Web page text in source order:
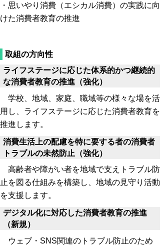
・思いやり消費（エシカル消費）の実践に向
けた消費者教育の推進
取組の方向性
ライフステージに応じた体系的かつ継続的
な消費者教育の推進（強化）
学校、地域、家庭、職域等の様々な場を活
用し、ライフステージに応じた消費者教育を
推進します。
消費生活上の配慮を特に要する者の消費者
トラブルの未然防止（強化）
高齢者や障がい者を地域で支えトラブル防
止を図る仕組みを構築し、地域の見守り活動
を支援します。
デジタル化に対応した消費者教育の推進
（新規）
ウェブ・SNS関連のトラブル防止のため